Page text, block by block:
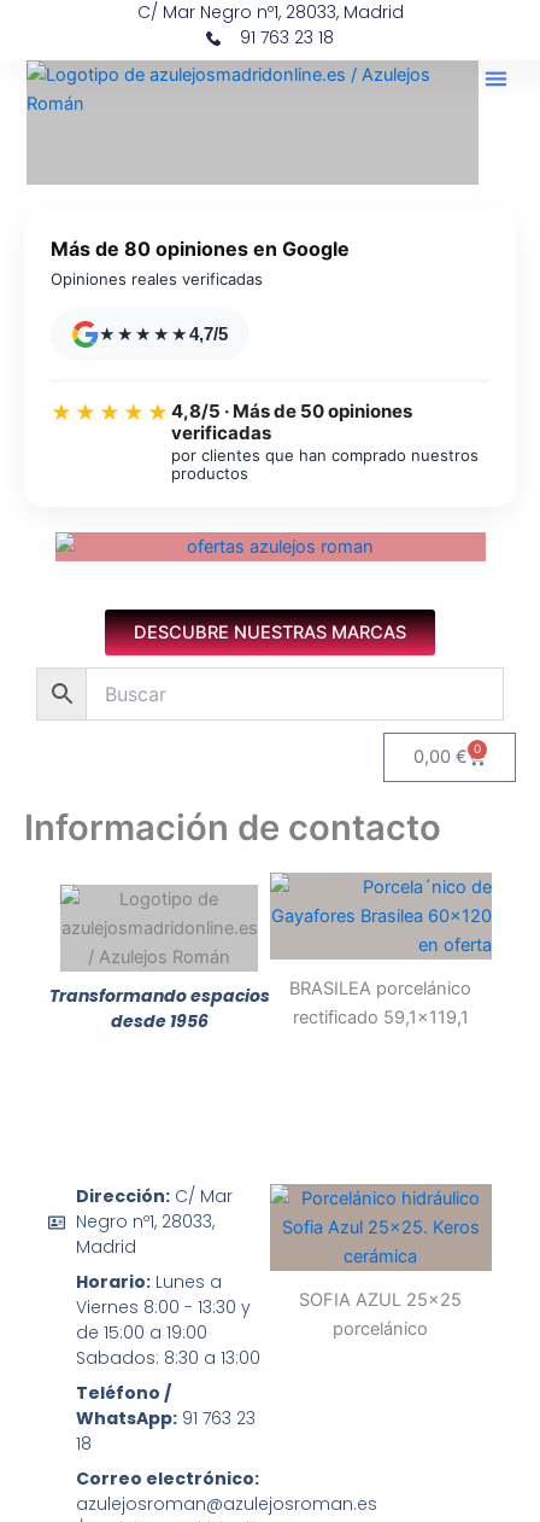
contenido
C/ Mar Negro nº1, 28033, Madrid
91 763 23 18
Más de 80 opiniones en Google
Opiniones reales verificadas
★★★★★4,7/5
★★★★★ 4,8/5 · Más de 50 opiniones
verificadas
por clientes que han comprado nuestros
productos
DESCUBRE NUESTRAS MARCAS
0,00€ 0
Carrito
Información de contacto
Transformando espacios
desde 1956
BRASILEA porcelánico
rectificado 59,1x119,1
SOFIA AZUL 25x25
porcelánico
Dirección:C/ Mar
Negro nº1, 28033,
Madrid
Horario:Lunes a
Viernes 8:00 - 13:30 y
de 15:00 a 19:00
Sabados: 8:30 a 13:00
Teléfono /
WhatsApp:91 763 23
18
Correo electrónico:
azulejosroman@azulejosroman.es